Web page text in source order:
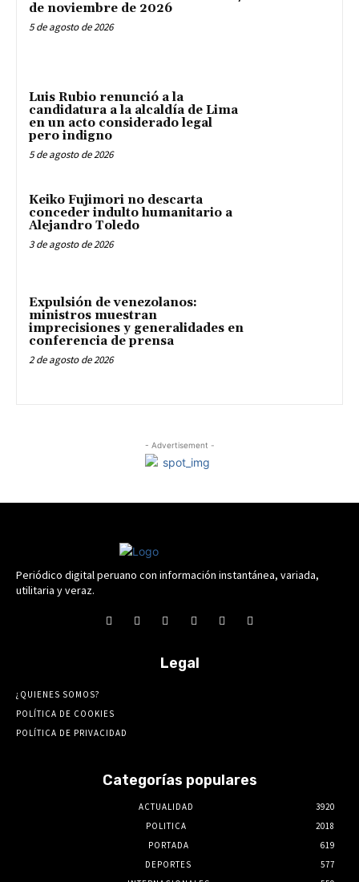
de noviembre de 2026
5 de agosto de 2026
Luis Rubio renunció a la
candidatura a la alcaldía de Lima
en un acto considerado legal
pero indigno
5 de agosto de 2026
Keiko Fujimori no descarta
conceder indulto humanitario a
Alejandro Toledo
3 de agosto de 2026
Expulsión de venezolanos:
ministros muestran
imprecisiones y generalidades en
conferencia de prensa
2 de agosto de 2026
- Advertisement -
Periódico digital peruano con información instantánea, variada,
utilitaria y veraz.
Legal
¿QUIENES SOMOS?
POLÍTICA DE COOKIES
POLÍTICA DE PRIVACIDAD
Categorías populares
ACTUALIDAD
3920
POLITICA
2018
PORTADA
619
DEPORTES
577